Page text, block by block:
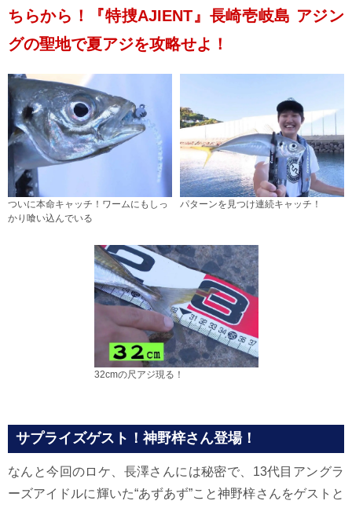
ちらから！『特捜AJIENT』長崎壱岐島 アジン
グの聖地で夏アジを攻略せよ！
ついに本命キャッチ！ワームにもしっ
かり喰い込んでいる
パターンを見つけ連続キャッチ！
32cmの尺アジ現る！
サプライズゲスト！神野梓さん登場！
なんと今回のロケ、長澤さんには秘密で、13代目アングラ
ーズアイドルに輝いた“あずあず”こと神野梓さんをゲストと